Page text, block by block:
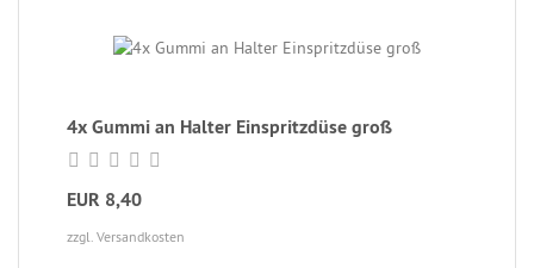
4x Gummi an Halter Einspritzdüse groß
EUR 8,40
zzgl. Versandkosten